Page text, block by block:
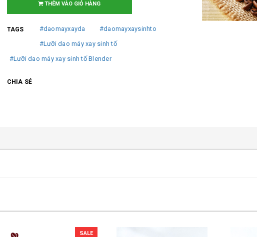
THÊM VÀO GIỎ HÀNG
TAGS #daomayxayda
#daomayxaysinhto
#Lưỡi dao máy xay sinh tố
#Lưỡi dao máy xay sinh tố Blender
CHIA SẺ
SALE